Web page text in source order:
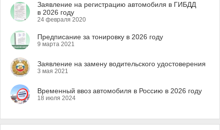
Заявление на регистрацию автомобиля в ГИБДД
в 2026 году
24 февраля 2020
Предписание за тонировку в 2026 году
9 марта 2021
Заявление на замену водительского удостоверения
3 мая 2021
Временный ввоз автомобиля в Россию в 2026 году
18 июля 2024